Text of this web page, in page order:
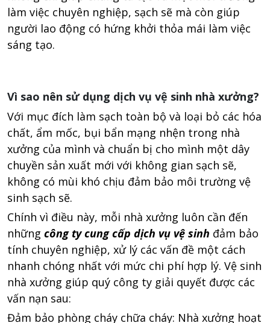
làm việc chuyên nghiệp, sạch sẽ mà còn giúp
người lao động có hứng khởi thỏa mái làm việc
sáng tạo.
Vì sao nên sử dụng dịch vụ vệ sinh nhà xưởng?
Với mục đích làm sạch toàn bộ và loại bỏ các hóa
chất, ẩm mốc, bụi bẩn mạng nhện trong nhà
xưởng của mình và chuẩn bị cho mình một dây
chuyền sản xuất mới với không gian sạch sẽ,
không có mùi khó chịu đảm bảo môi trường vệ
sinh sạch sẽ.
Chính vì điều này, mỗi nhà xưởng luôn cần đến
những công ty cung cấp dịch vụ vệ sinh đảm bảo
tính chuyên nghiệp, xử lý các vấn đề một cách
nhanh chóng nhất với mức chi phí hợp lý. Vệ sinh
nhà xưởng giúp quý công ty giải quyết được các
vấn nạn sau:
Đảm bảo phòng cháy chữa cháy: Nhà xưởng hoạt